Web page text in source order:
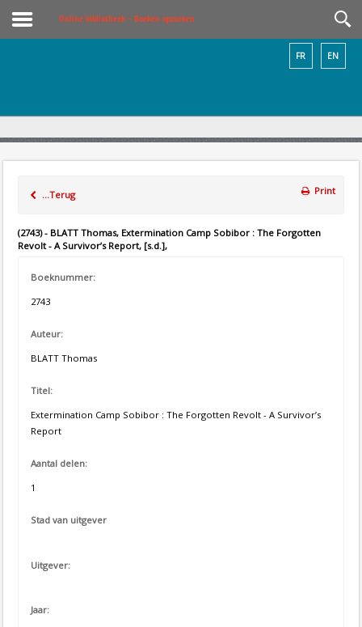
Online bibliotheek – Boeken opzoeken
EN
FR
...Terug Print
(2743) - BLATT Thomas, Extermination Camp Sobibor : The Forgotten
Revolt - A Survivor’s Report, [s.d.],
Boeknummer:
2743
Auteur:
BLATT Thomas
Titel:
Extermination Camp Sobibor : The Forgotten Revolt - A Survivor’s
Report
Aantal delen:
1
Stad van uitgever
Uitgever:
Jaar: